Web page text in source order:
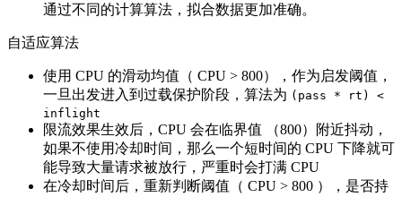
通过不同的计算算法，拟合数据更加准确。
自适应算法
使用 CPU 的滑动均值（ CPU > 800），作为启发阈值，
一旦出发进入到过载保护阶段，算法为 (pass * rt) <
inflight
限流效果生效后，CPU 会在临界值 （800）附近抖动，
如果不使用冷却时间，那么一个短时间的 CPU 下降就可
能导致大量请求被放行，严重时会打满 CPU
在冷却时间后，重新判断阈值（ CPU > 800 ），是否持